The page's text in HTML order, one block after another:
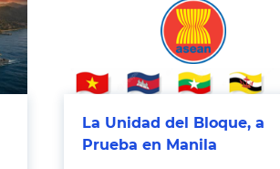
La Unidad del Bloque, a
Prueba en Manila